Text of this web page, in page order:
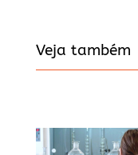
Veja também